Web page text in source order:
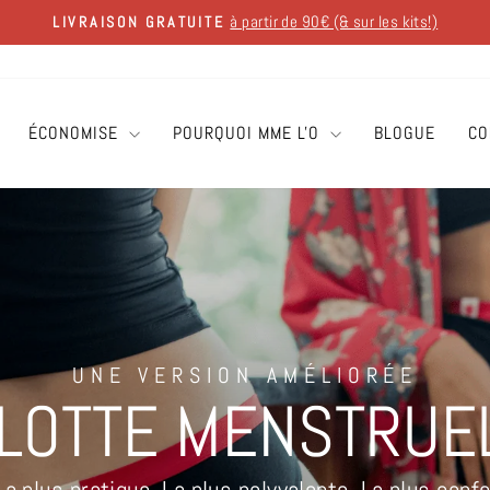
Diaporama
LIVRAISON GRATUITE à partir de 90€ (& sur les kits!)
ÉCONOMISE POURQUOI MME L'O BLOGUE
UNE VERSION AMÉLIORÉE